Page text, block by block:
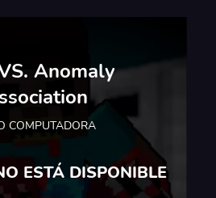
Anomaly
COMPUTADORA
ESTÁ DISPONIBLE